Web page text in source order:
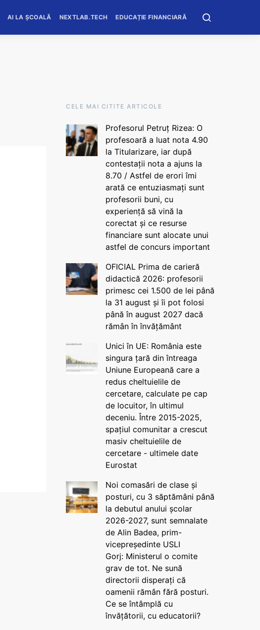
AI LA ȘCOALĂ NEXTLAB.TECH EDUCAȚIE FINANCIARĂ
CELE MAI CITITE ARTICOLE
Profesorul Petruț Rizea: O
profesoară a luat nota 4.90
la Titularizare, iar după
contestații nota a ajuns la
8.70 / Astfel de erori îmi
arată ce entuziasmați sunt
profesorii buni, cu
experiență să vină la
corectat și ce resurse
financiare sunt alocate unui
astfel de concurs important
OFICIAL Prima de carieră
didactică 2026: profesorii
primesc cei 1.500 de lei până
la 31 august și îi pot folosi
până în august 2027 dacă
rămân în învățământ
Unici în UE: România este
singura țară din întreaga
Uniune Europeană care a
redus cheltuielile de
cercetare, calculate pe cap
de locuitor, în ultimul
deceniu. Între 2015-2025,
spațiul comunitar a crescut
masiv cheltuielile de
cercetare - ultimele date
Eurostat
Noi comasări de clase și
posturi, cu 3 săptămâni până
la debutul anului școlar
2026-2027, sunt semnalate
de Alin Badea, prim-
vicepreședinte USLI
Gorj: Ministerul o comite
grav de tot. Ne sună
directorii disperați că
oamenii rămân fără posturi.
Ce se întâmplă cu
învățătorii, cu educatorii?